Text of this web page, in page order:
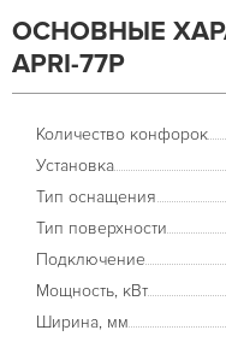
ОСНОВНЫЕ
APRI-77P
Количество конфорок
Установка
Тип оснащения
Тип поверхности
Подключение
Мощность, кВт
Ширина, мм